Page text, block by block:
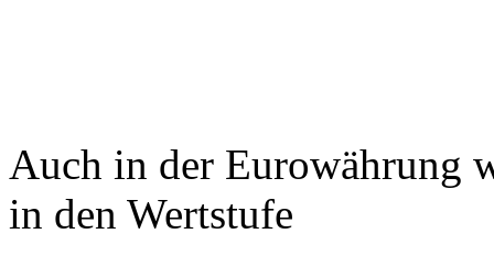
Auch in der Eurowährung
in den Wertstufe